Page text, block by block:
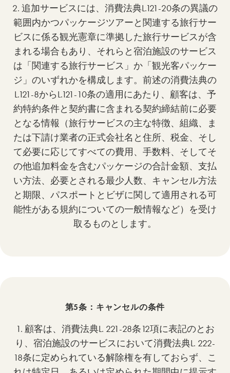
2. 追加サービスには、消費法典L.121-20条の異議の
範囲内かつパッケージツアーと関連する旅行サー
ビスに係る観光憲章に準拠した旅行サービスが含
まれる場合もあり、それらと宿泊施設のサービス
は「関連する旅行サービス」か「観光客パッケー
ジ」のいずれかを構成します。前述の消費法典の
L.121-8からL.121-10条の適用にあたり、顧客は、予
約特約条件と契約書に含まれる契約締結前に必要
となる情報（旅行サービスの主な特徴、組織、ま
たは下請け業者の正式会社名と住所、税金、そし
て必要に応じてすべての費用、手数料、そしてそ
の他追加料金を含むパッケージの合計金額、支払
い方法、必要とされる最少人数、キャンセル方法
と期限、パスポートとビザに関して適用される可
能性がある規約についての一般情報など）を受け
取るものとします。
第5条：キャンセルの条件
1. 顧客は、消費法典L. 221-28条12項に表記のとお
り、宿泊施設のサービスにおいて消費法典L. 222-
18条に定められている解除権を有しておらず、こ